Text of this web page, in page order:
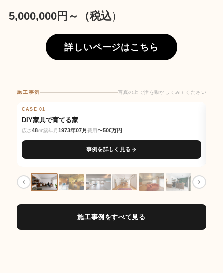
5,000,000円～（税込）
詳しいページはこちら
施工事例 写真の上で指を動かしてみてください
BEFORE
写真の上で指を動かしてみてください
CASE 01
DIY家具で育てる家
広さ48㎡築年月 1973年07月 費用〜500万円
事例を詳しく見る
施工事例をすべて見る